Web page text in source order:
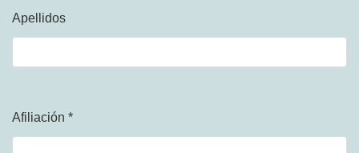
Apellidos
Afiliación *
Obligatorio